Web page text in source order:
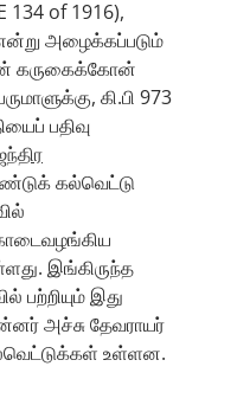
134 of 1916),
அழைக்கப்படும்
கருகைக்கோன்
கி.பி 973
பதிவு
கல்வெட்டு
இங்கிருந்த
பற்றியும் இது
அச்சு தேவராயர்
உள்ளன.